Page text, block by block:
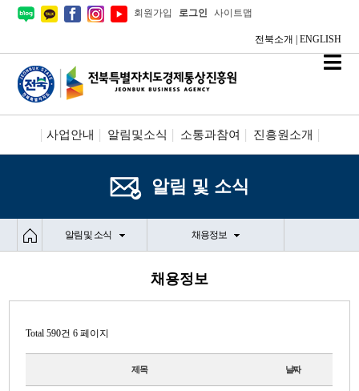
회원가입 로그인 사이트맵
전북소개 ENGLISH
사업안내 알림및소식 소통과참여 진흥원소개
알림 및 소식
알림 및 소식 채용정보
채용정보
Total 590건 6 페이지
제목 날짜